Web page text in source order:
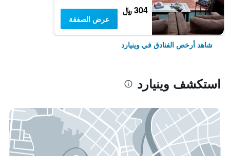
304 ﷼
عرض الصفقة
شاهد أرخص الفنادق في وينيارد
استكشف وينيارد